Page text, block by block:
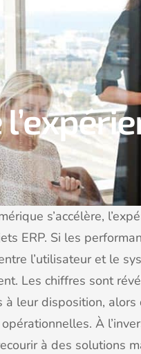
s’accélère,
ERP. Si les
l’utilisateur et le
Les chiffres sont
leur disposition,
À
à des solutions